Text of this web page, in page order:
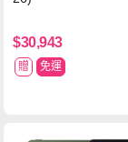
$30,943
贈 免運